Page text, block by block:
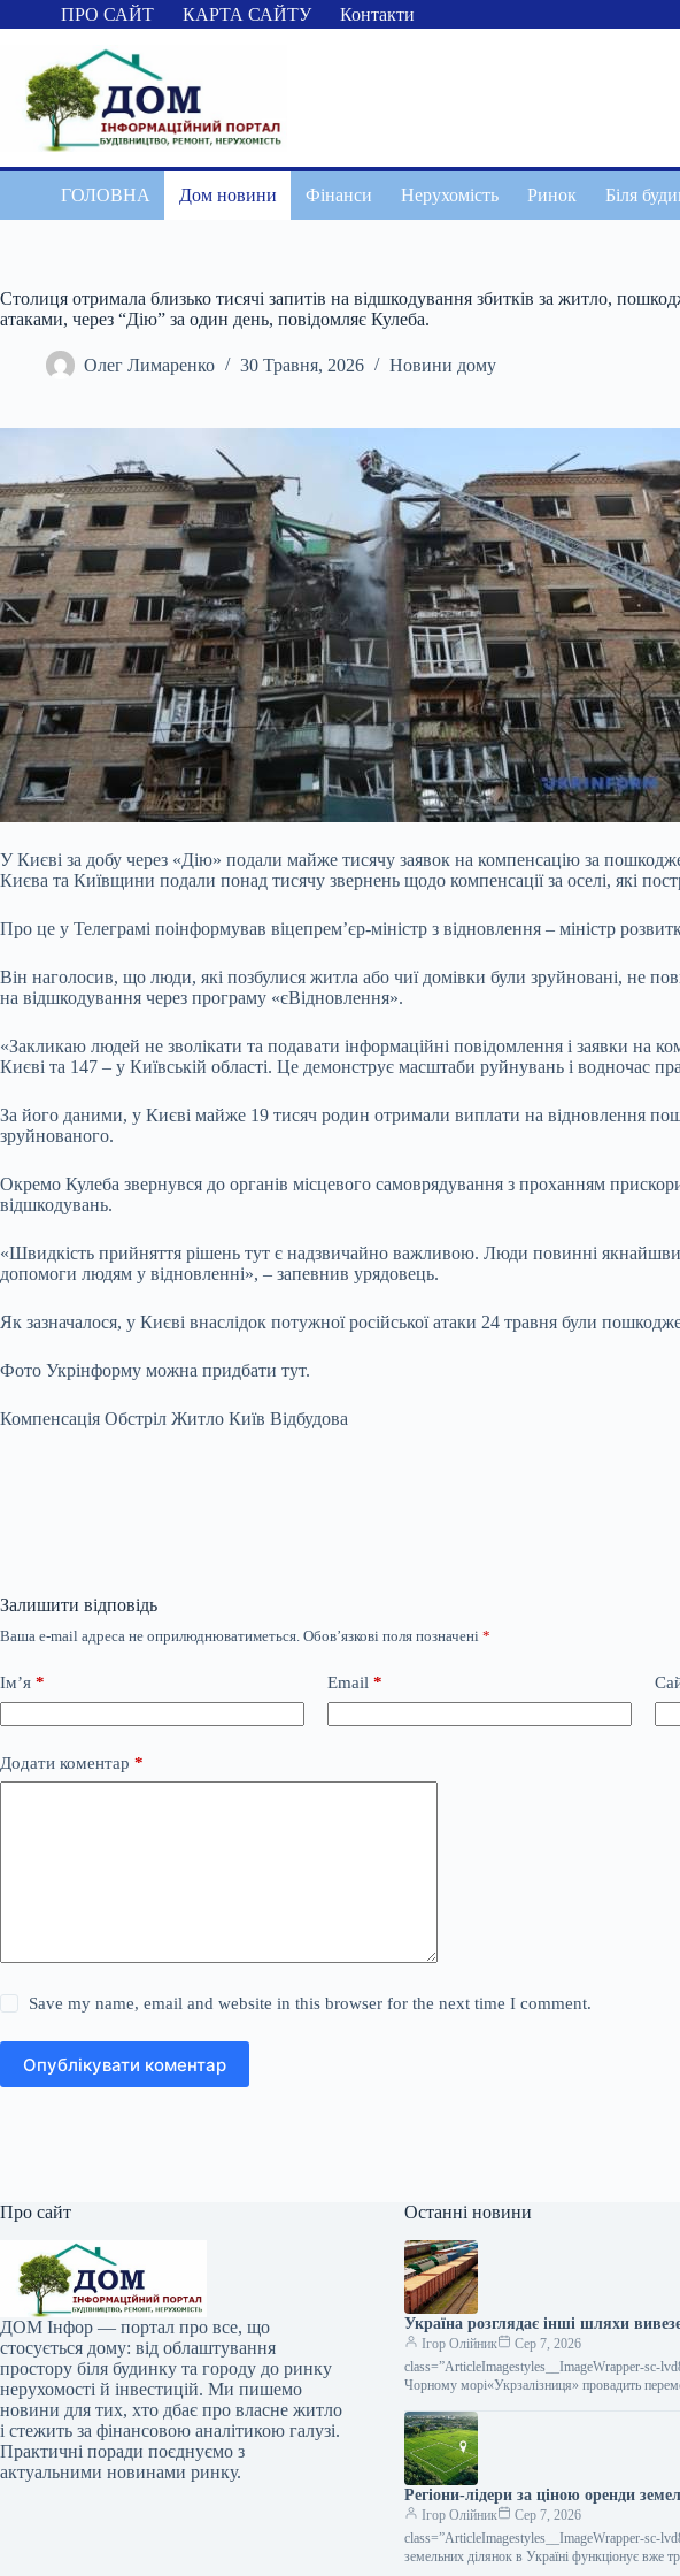
Перейти
до
ПРО САЙТ КАРТА САЙТУ Контакти
ГОЛОВНА Дом новини Фінанси Нерухомість Ринок Біля
Столиця отримала близько тисячі запитів на відшкодування збитків за житло,
атаками, через “Дію” за один день, повідомляє Кулеба.
Олег Лимаренко 30 Травня, 2026 Новини дому
У Києві за добу через «Дію» подали майже тисячу заявок на компенсацію за
Києва та Київщини подали понад тисячу звернень щодо компенсації за оселі, які
Про це у Телеграмі поінформував віцепрем’єр-міністр з відновлення – міністр
Він наголосив, що люди, які позбулися житла або чиї домівки були зруйновані, не
на відшкодування через програму «єВідновлення».
«Закликаю людей не зволікати та подавати інформаційні повідомлення і заявки на
Києві та 147 – у Київській області. Це демонструє масштаби руйнувань і водночас
За його даними, у Києві майже 19 тисяч родин отримали виплати на відновлення
зруйнованого.
Окремо Кулеба звернувся до органів місцевого самоврядування з проханням
відшкодувань.
«Швидкість прийняття рішень тут є надзвичайно важливою. Люди повинні
допомоги людям у відновленні», – запевнив урядовець.
Як зазначалося, у Києві внаслідок потужної російської атаки 24 травня були
Фото Укрінформу можна придбати тут.
Компенсація Обстріл Житло Київ Відбудова
Залишити відповідь
Ваша e-mail адреса не оприлюднюватиметься. Обов’язкові поля позначені *
Ім’я * Email *
Додати коментар *
Save my name, email and website in this browser for the next time I comment.
Опублікувати коментар
Про сайт
ДОМ Інфор — портал про все, що
стосується дому: від облаштування
простору біля будинку та городу до ринку
нерухомості й інвестицій. Ми пишемо
новини для тих, хто дбає про власне житло
і стежить за фінансовою аналітикою галузі.
Практичні поради поєднуємо з
актуальними новинами ринку.
Останні новини
Україна розглядає інші шляхи
Ігор Олійник
Сер 7, 2026
class=”ArticleImagestyles__ImageWrapper-sc-
Чорному морі«Укрзалізниця» провадить
Регіони-лідери за ціною оренди
Ігор Олійник
Сер 7, 2026
class=”ArticleImagestyles__ImageWrapper-sc-
земельних ділянок в Україні функціонує вже